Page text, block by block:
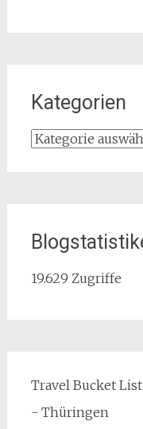
Kategorien
Kategorien
19.629 Zugriffe
Travel Bucket
- Thüringen